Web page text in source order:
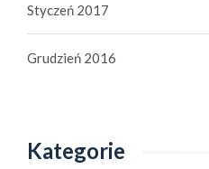
Styczeń 2017
Grudzień 2016
Kategorie